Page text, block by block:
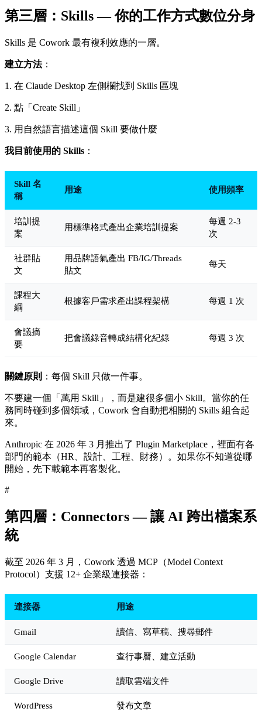
第三層：Skills — 你的工作方式數位分身
Skills 是 Cowork 最有複利效應的一層。
建立方法：
1. 在 Claude Desktop 左側欄找到 Skills 區塊
2. 點「Create Skill」
3. 用自然語言描述這個 Skill 要做什麼
我目前使用的 Skills ：
Skill 名
稱
用途 使用頻率
培訓提
案
用標準格式產出企業培訓提案
每週 2-3
次
社群貼
文
用品牌語氣產出 FB/IG/Threads
貼文
每天
課程大
綱
根據客戶需求產出課程架構 每週 1 次
會議摘
要
把會議錄音轉成結構化紀錄 每週 3 次
關鍵原則 ：每個 Skill 只做一件事。
不要建一個「萬用 Skill」，而是建很多個小 Skill。當你的任
務同時碰到多個領域，Cowork 會自動把相關的 Skills 組合起
來。
Anthropic 在 2026 年 3 月推出了 Plugin Marketplace，裡面有各
部門的範本（HR、設計、工程、財務）。如果你不知道從哪
開始，先下載範本再客製化。
#
第四層：Connectors — 讓 AI 跨出檔案系
統
截至 2026 年 3 月，Cowork 透過 MCP（Model Context
Protocol）支援 12+ 企業級連接器：
連接器 用途
Gmail 讀信、寫草稿、搜尋郵件
Google Calendar 查行事曆、建立活動
Google Drive 讀取雲端文件
WordPress 發布文章